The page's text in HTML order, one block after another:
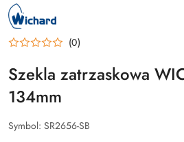
NAZWA
PRODUCENTA:
WICHARD
(0)
Szekla zatrzaskowa
134mm
Symbol: SR2656-SB